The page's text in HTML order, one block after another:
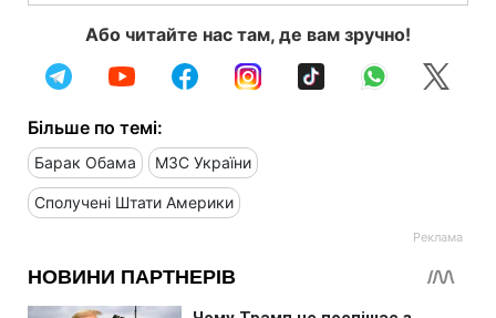
Або читайте нас там, де вам зручно!
Більше по темі:
Барак Обама МЗС України
Сполучені Штати Америки